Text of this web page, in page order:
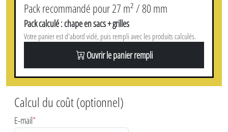
Pack recommandé pour 27 m² / 80 mm
Pack calculé : chape en sacs + grilles
Votre panier est d'abord vidé, puis rempli avec les produits calculés.
Ouvrir le panier rempli
Calcul du coût (optionnel)
E-mail*